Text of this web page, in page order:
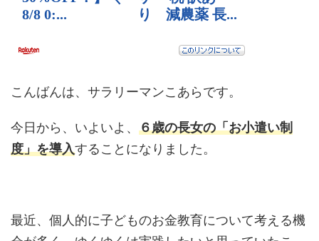
こんばんは、サラリーマンこあらです。
今日から、いよいよ、 ６歳の長女の「お小遣い制
度」を導入することになりました。
最近、個人的に子どものお金教育について考える機